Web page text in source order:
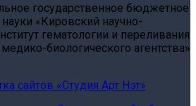
государственное бюджетное
«Кировский научно-
гематологии и переливания
биологического агентства»